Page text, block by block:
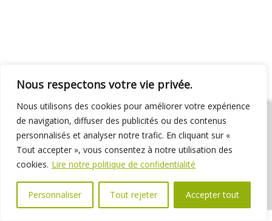
Nous respectons votre vie privée.
Nous utilisons des cookies pour améliorer votre expérience
de navigation, diffuser des publicités ou des contenus
personnalisés et analyser notre trafic. En cliquant sur «
Tout accepter », vous consentez à notre utilisation des
cookies. Lire notre politique de confidentialité
Personnaliser Tout rejeter Accepter tout
01 69 31 72 10 01 69 31 37 31
Nous contacter
Espace élus
Marchés publics Délibérations